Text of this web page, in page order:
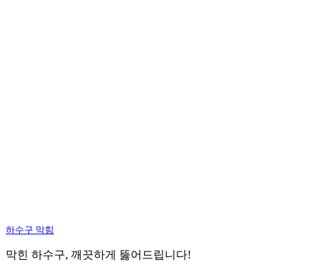
하수구 막힘
막힌 하수구, 깨끗하게 뚫어드립니다!